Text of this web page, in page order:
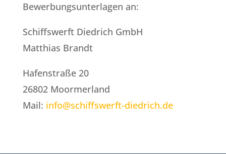
Bewerbungsunterlagen an:
Schiffswerft Diedrich GmbH
Matthias Brandt
Hafenstraße 20
26802 Moormerland
Mail: info@schiffswerft-diedrich.de